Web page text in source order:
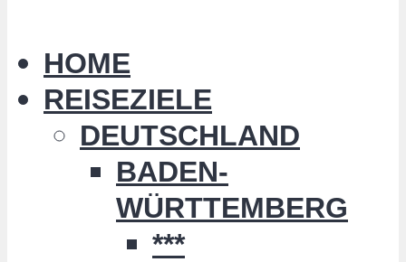
HOME
REISEZIELE
DEUTSCHLAND
BADEN-
WÜRTTEMBERG
***